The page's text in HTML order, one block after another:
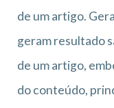
de um artigo.
geram resultado
de um artigo,
do conteúdo,